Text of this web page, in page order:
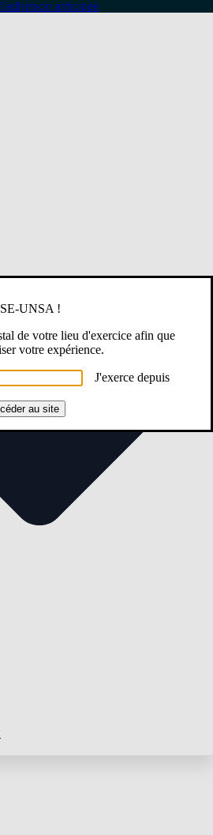
anticipée
UNSA !
de votre lieu d'exercice afin que
votre expérience.
J'exerce depuis
au site